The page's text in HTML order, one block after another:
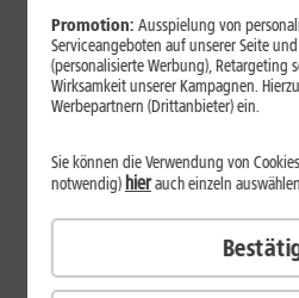
Promotion: Ausspielung von
Serviceangeboten auf unserer Seite
(personalisierte Werbung), Retargeting
Wirksamkeit unserer Kampagnen.
Werbepartnern (Drittanbieter) ein.
Sie können die Verwendung von
notwendig) hierauch einzeln